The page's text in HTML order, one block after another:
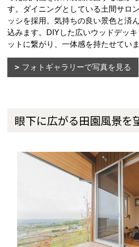
す。ダイニングとしている土間サロ
ッシを採用。気持ちの良い景色と済
込みます。DIYした広いウッドデッ
ットに繋がり、一体感を持たせていま
フォトギャラリーで写真を見る
眼下に広がる田園風景を